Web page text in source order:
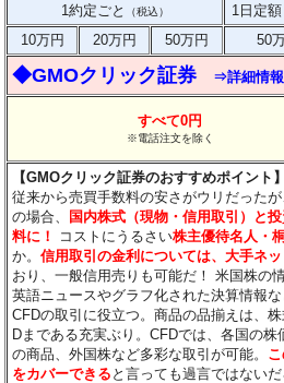
1約定ごと （税込） 1日定額
10万円
20万円 50万円 50
◆GMOクリック証券 ⇒詳細情
すべて0円
※電話注文を除く
【GMOクリック証券のおすすめポイント】
従来から売買手数料の安さがウリだった
の場合、 国内株式（現物・信用取引）と
料に！
コストにうるさい株主優待名人・
か。信用取引の金利については、大手ネ
おり、一般信用売りも可能だ！ 米国株の
英語ニュースやグラフ化された決算情報
CFDの取引に役立つ。商品の品揃えは、
Dまである充実ぶり。CFDでは、各国の
の商品、外国株など多彩な取引が可能。
をカバーできる と言っても過言ではない